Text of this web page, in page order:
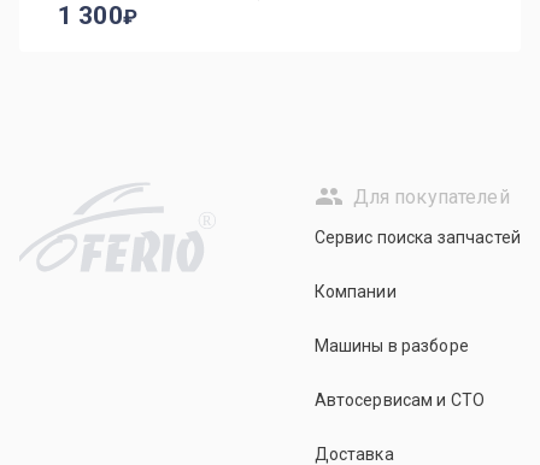
1 300
R
Для покупателей
Сервис поиска запчастей
Компании
Машины в разборе
Автосервисам и СТО
Доставка